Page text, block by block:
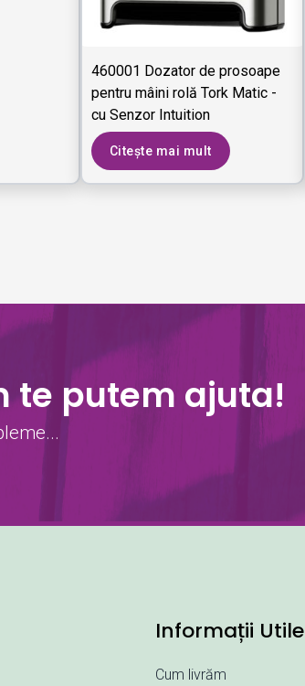
460001 Dozator de prosoape
pentru mâini rolă Tork Matic -
cu Senzor Intuition
Citește mai mult
te putem ajuta!
Informații Utile
Cum livrăm